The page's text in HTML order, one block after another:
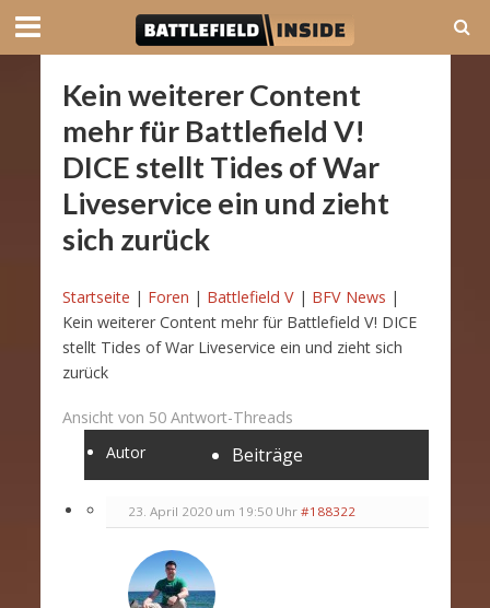
Kein weiterer Content
mehr für Battlefield V!
DICE stellt Tides of War
Liveservice ein und zieht
sich zurück
Startseite | Foren | Battlefield V | BFV News |
Kein weiterer Content mehr für Battlefield V! DICE
stellt Tides of War Liveservice ein und zieht sich
zurück
Ansicht von 50 Antwort-Threads
Autor
Beiträge
23. April 2020 um 19:50 Uhr #188322